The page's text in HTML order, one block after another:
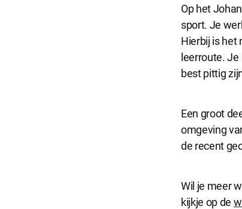
Op het
sport. Je
Hierbij is het
leerroute. Je
best pittig
Een groot
omgeving
de recent
Wil je meer
kijkje op de